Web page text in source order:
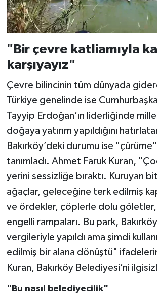
"Bir çevre katliamıyla
karşıyayız"
Çevre bilincinin tüm dünyada
Türkiye genelinde ise
Tayyip Erdoğan’ın liderliğinde
doğaya yatırım yapıldığını
Bakırköy’deki durumu ise
tanımladı. Ahmet Faruk Kuran,
yerini sessizliğe bıraktı. Kuruyan
ağaçlar, geleceğine terk edilmiş
ve ördekler, çöplerle dolu göletler,
engelli rampaları. Bu park,
vergileriyle yapıldı ama şimdi
edilmiş bir alana dönüştü"
Kuran, Bakırköy Belediyesi’ni
"Bu nasıl belediyecilik"